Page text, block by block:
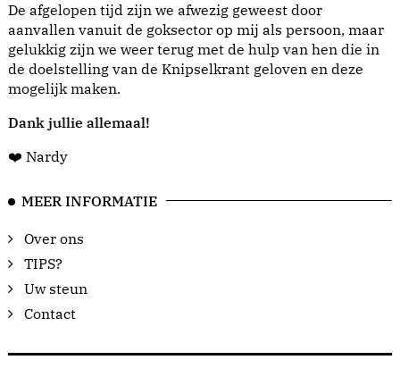
De afgelopen tijd zijn we afwezig geweest door
aanvallen vanuit de goksector op mij als persoon, maar
gelukkig zijn we weer terug met de hulp van hen die in
de doelstelling van de Knipselkrant geloven en deze
mogelijk maken.
Dank jullie allemaal!
❤️ Nardy
MEER INFORMATIE
Over ons
TIPS?
Uw steun
Contact